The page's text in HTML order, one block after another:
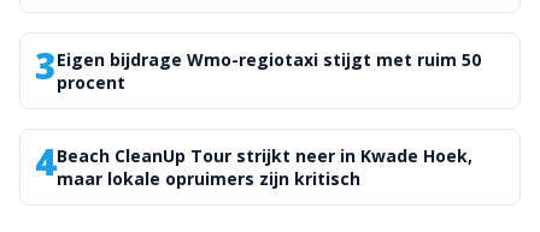
3Eigen bijdrage Wmo-regiotaxi stijgt met ruim 50
procent
4Beach CleanUp Tour strijkt neer in Kwade Hoek,
maar lokale opruimers zijn kritisch